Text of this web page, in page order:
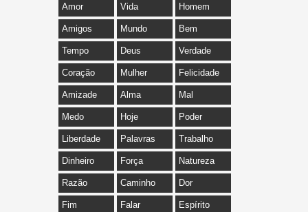
Amor Vida Homem
Amigos Mundo Bem
Tempo Deus Verdade
Coração Mulher Felicidade
Amizade Alma Mal
Medo Hoje Poder
Liberdade Palavras Trabalho
Dinheiro Força Natureza
Razão Caminho Dor
Fim Falar Espírito